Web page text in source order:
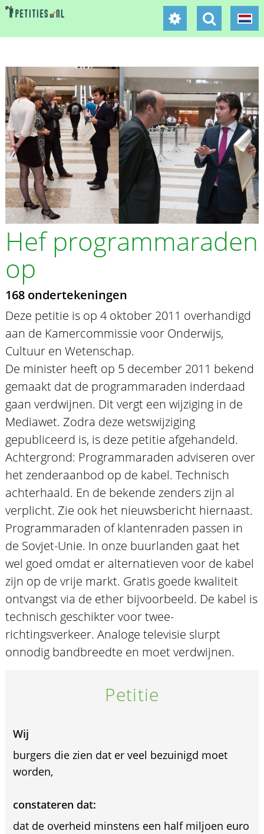
Hef programmaraden
op
168 ondertekeningen
Deze petitie is op 4 oktober 2011 overhandigd
aan de Kamercommissie voor Onderwijs,
Cultuur en Wetenschap.
De minister heeft op 5 december 2011 bekend
gemaakt dat de programmaraden inderdaad
gaan verdwijnen. Dit vergt een wijziging in de
Mediawet. Zodra deze wetswijziging
gepubliceerd is, is deze petitie afgehandeld.
Achtergrond: Programmaraden adviseren over
het zenderaanbod op de kabel. Technisch
achterhaald. En de bekende zenders zijn al
verplicht. Zie ook het nieuwsbericht hiernaast.
Programmaraden of klantenraden passen in
de Sovjet-Unie. In onze buurlanden gaat het
wel goed omdat er alternatieven voor de kabel
zijn op de vrije markt. Gratis goede kwaliteit
ontvangst via de ether bijvoorbeeld. De kabel is
technisch geschikter voor twee-
richtingsverkeer. Analoge televisie slurpt
onnodig bandbreedte en moet verdwijnen.
Petitie
Wij
burgers die zien dat er veel bezuinigd moet
worden,
constateren dat:
dat de overheid minstens een half miljoen euro